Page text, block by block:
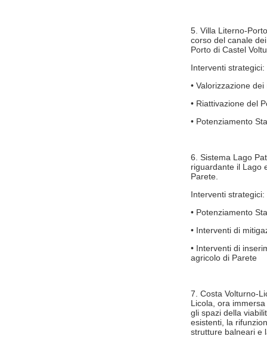
5. Villa Literno-
corso del canale
Porto di Castel
Interventi strategici:
• Valorizzazione
• Riattivazione del
• Potenziamento
6. Sistema Lago
riguardante il Lago
Parete.
Interventi strategici:
• Potenziamento
• Interventi di
• Interventi di
agricolo di Parete
7. Costa Volturno-
Licola, ora
gli spazi della
esistenti, la
strutture balneari e